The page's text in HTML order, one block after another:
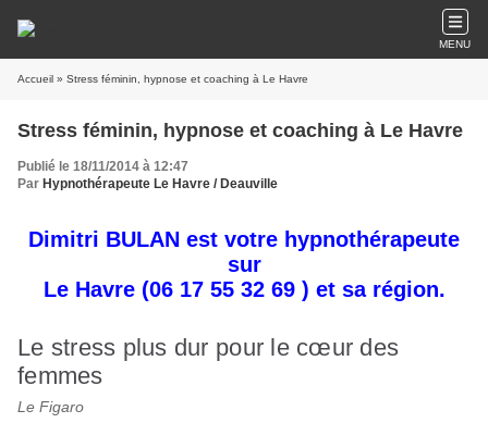
MENU
Accueil » Stress féminin, hypnose et coaching à Le Havre
Stress féminin, hypnose et coaching à Le Havre
Publié le 18/11/2014 à 12:47
Par Hypnothérapeute Le Havre / Deauville
Dimitri BULAN est votre hypnothérapeute
sur
Le Havre (06 17 55 32 69 ) et sa région.
Le stress plus dur pour le cœur des
femmes
Le Figaro